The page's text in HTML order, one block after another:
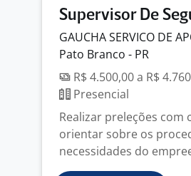
Supervisor De
GAUCHA SERVICO DE
Pato Branco - PR
R$ 4.500,00 a R$
Presencial
Realizar preleções com
orientar sobre os
necessidades do